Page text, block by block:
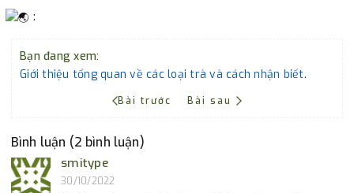
:
Bạn đang xem:
Giới thiệu tổng quan về các loại trà và cách nhận biết.
Bài trước Bài sau
Bình luận (2 bình luận)
smitype
30/10/2022